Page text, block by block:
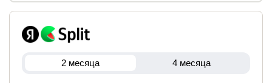
2 месяца 4 месяца